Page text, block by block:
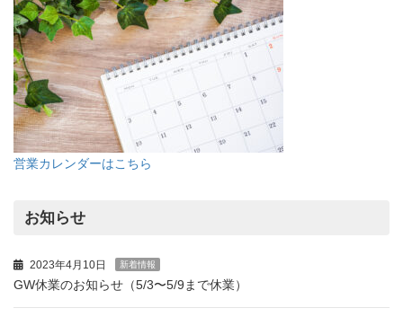
営業カレンダーはこちら
お知らせ
2023年4月10日 新着情報
GW休業のお知らせ（5/3〜5/9まで休業）